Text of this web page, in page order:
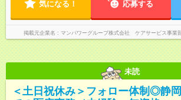
気になる！ 応募する
掲載元企業名 マンパワーグループ株式会社 ケアサービス事業
未読
＜土日祝休み＞フォロー体制◎静